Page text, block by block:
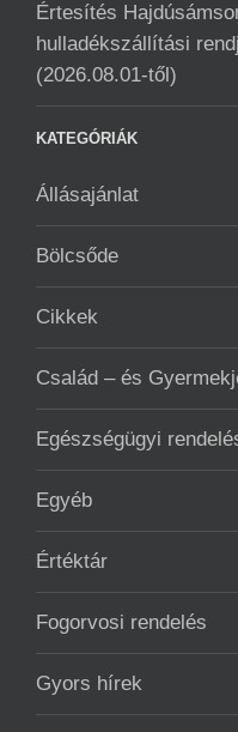
Értesítés
hulladékszállítási
(2026.08.01-től)
KATEGÓRIÁK
Állásajánlat
Bölcsőde
Cikkek
Család – és
Egészségügyi
Egyéb
Értéktár
Fogorvosi rendelés
Gyors hírek